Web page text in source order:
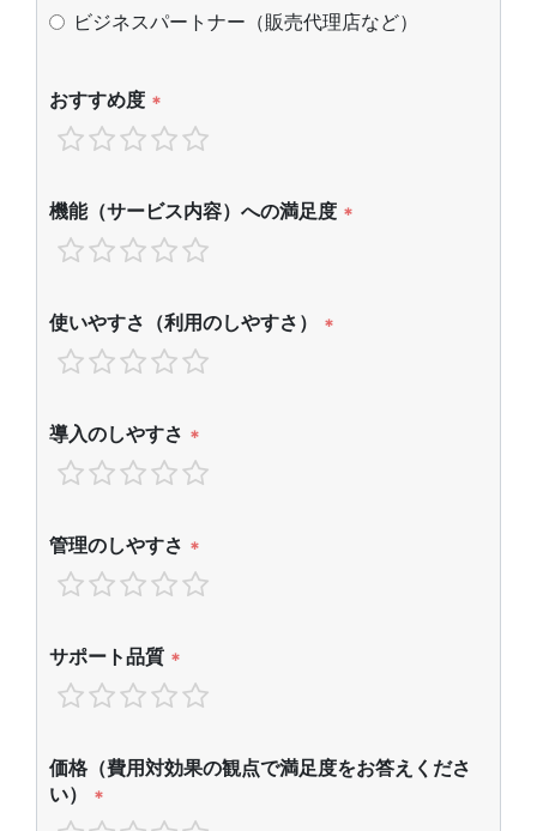
ビジネスパートナー（販売代理店など）
おすすめ度 *
機能（サービス内容）への満足度 *
使いやすさ（利用のしやすさ） *
導入のしやすさ *
管理のしやすさ *
サポート品質 *
価格（費用対効果の観点で満足度をお答えくださ
い）
*